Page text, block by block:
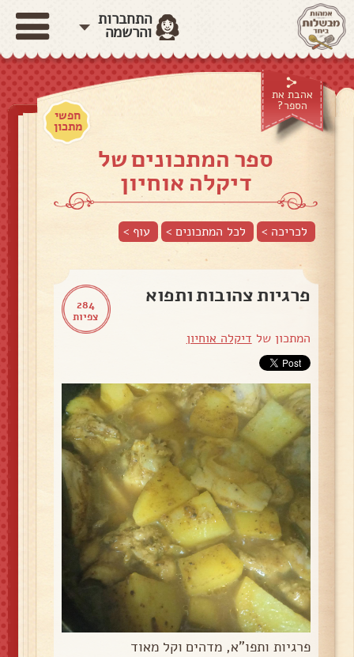
התחברות
והרשמה
אהבת את
הספר?
חפשי
מתכון
ספר המתכונים של
דיקלה אוחיון
לכריכה > לכל המתכונים > עוף >
284
צפיות
פרגיות צהובות ותפוא
המתכון של דיקלה אוחיון
פרגיות ותפו"א, מדהים וקל מאוד